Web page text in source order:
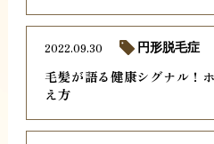
毛髪が語る健康シグナル！
え方
2022.09.30 円形脱毛症